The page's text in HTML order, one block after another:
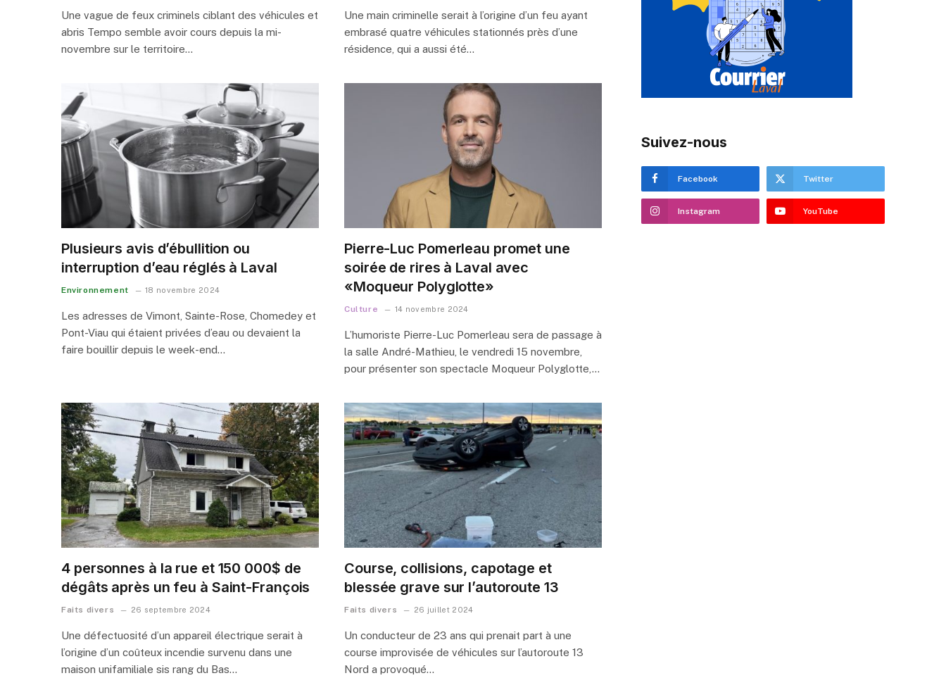
Une vague de feux criminels ciblant des véhicules et
abris Tempo semble avoir cours depuis la mi-
novembre sur le territoire…
Une main criminelle serait à l’origine d’un feu ayant
embrasé quatre véhicules stationnés près d’une
résidence, qui a aussi été…
Plusieurs avis d’ébullition ou
interruption d’eau réglés à Laval
Environnement 18 novembre 2024
Les adresses de Vimont, Sainte-Rose, Chomedey et
Pont-Viau qui étaient privées d’eau ou devaient la
faire bouillir depuis le week-end…
Pierre-Luc Pomerleau promet une
soirée de rires à Laval avec
«Moqueur Polyglotte»
Culture 14 novembre 2024
L’humoriste Pierre-Luc Pomerleau sera de passage à
la salle André-Mathieu, le vendredi 15 novembre,
pour présenter son spectacle Moqueur Polyglotte,…
4 personnes à la rue et 150 000$ de
dégâts après un feu à Saint-François
Faits divers 26 septembre 2024
Une défectuosité d’un appareil électrique serait à
l’origine d’un coûteux incendie survenu dans une
maison unifamiliale sis rang du Bas…
Course, collisions, capotage et
blessée grave sur l’autoroute 13
Faits divers 26 juillet 2024
Un conducteur de 23 ans qui prenait part à une
course improvisée de véhicules sur l’autoroute 13
Nord a provoqué…
Suivez-nous
Facebook Twitter
Instagram YouTube